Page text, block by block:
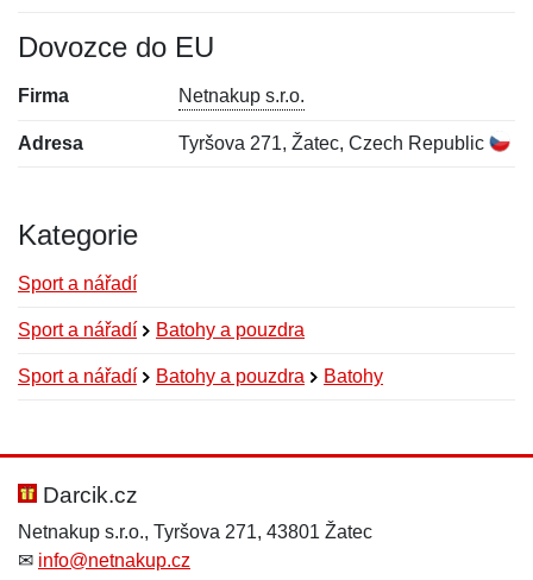
Dovozce do EU
Firma Netnakup s.r.o.
Adresa Tyršova 271, Žatec, Czech Republic
Kategorie
Sport a nářadí
Sport a nářadí Batohy a pouzdra
Sport a nářadí Batohy a pouzdra Batohy
Hodnocení:
Jméno:
Darcik.cz
Netnakup s.r.o., Tyršova 271, 43801 Žatec
✉ info@netnakup.cz